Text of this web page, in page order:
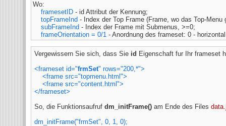
Wo:
framesetID - id Attribut der Kennung;
topFrameInd - Index der Top Frame (Frame, wo das Top-
subFrameInd - Index der Frame mit Submenus, >=0;
frameOrientation = 0/1 - Anordnung des frameset: 0 -
Vergewissern Sie sich, dass Sie id Eigenschaft fur Ihr frameset
<frameset id="frmSet" rows="200,*">
<frame src="topmenu.html">
<frame src="content.html">
</frameset>
So, die Funktionsaufruf dm_initFrame() am Ende des Files
dm_initFrame("frmSet", 0, 1, 0);